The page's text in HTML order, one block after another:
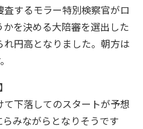
するモラー特別検察官がロ
を決める大陪審を選出した
円高となりました。朝方は
下落してのスタートが予想
みながらとなりそうです